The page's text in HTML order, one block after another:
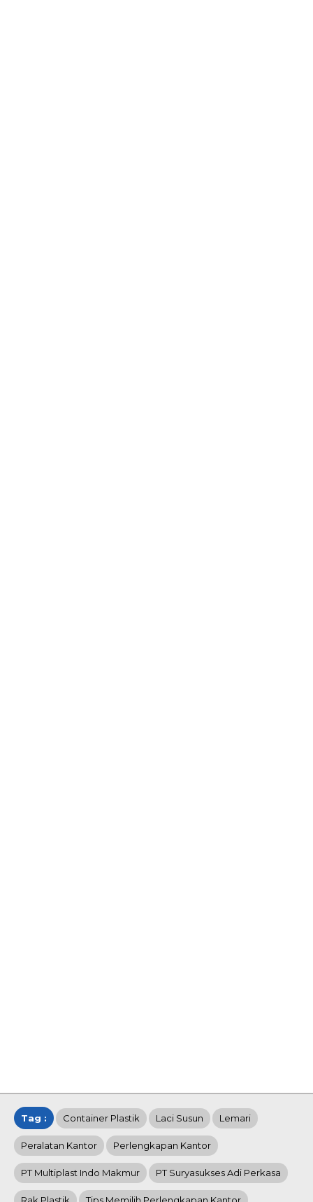
Tag : Container Plastik Laci Susun Lemari
Peralatan Kantor Perlengkapan Kantor
PT Multiplast Indo Makmur PT Suryasukses Adi Perkasa